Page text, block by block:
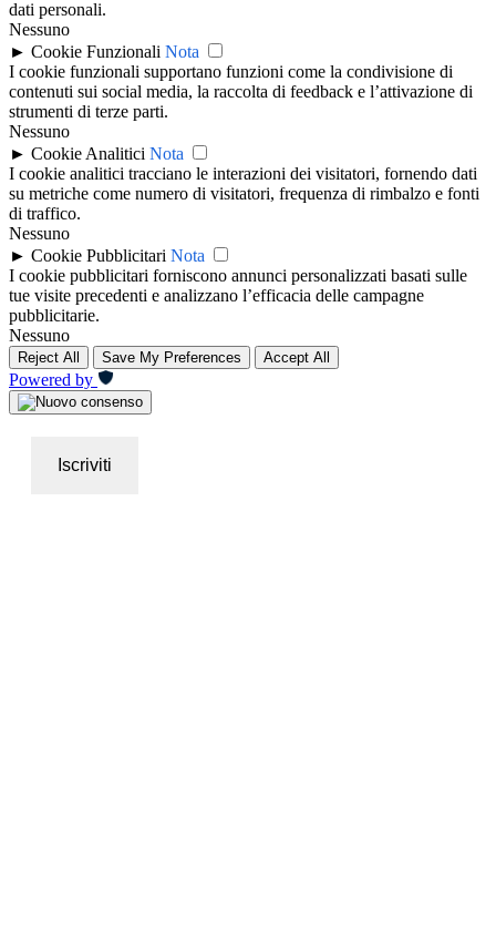
dati personali.
Nessuno
► Cookie Funzionali Nota
I cookie funzionali supportano funzioni come la condivisione di
contenuti sui social media, la raccolta di feedback e l’attivazione di
strumenti di terze parti.
Nessuno
► Cookie Analitici Nota
I cookie analitici tracciano le interazioni dei visitatori, fornendo dati
su metriche come numero di visitatori, frequenza di rimbalzo e fonti
di traffico.
Nessuno
► Cookie Pubblicitari Nota
I cookie pubblicitari forniscono annunci personalizzati basati sulle
tue visite precedenti e analizzano l’efficacia delle campagne
pubblicitarie.
Nessuno
Reject All Save My Preferences Accept All
Powered by
Iscriviti